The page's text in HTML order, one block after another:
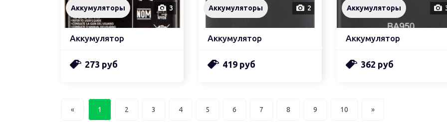
Аккумулятор
Аккумуляторы 3
273 руб
Аккумулятор
Аккумуляторы 2
419 руб
Аккумулятор
Аккумуляторы
362 руб
« 1 2 3 4 5 6 7 8 9 10 »